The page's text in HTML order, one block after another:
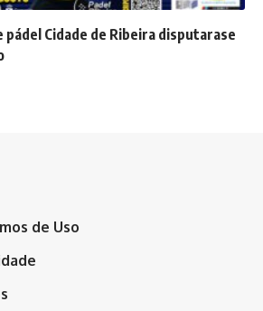
pádel Cidade de Ribeira disputarase
de Uso